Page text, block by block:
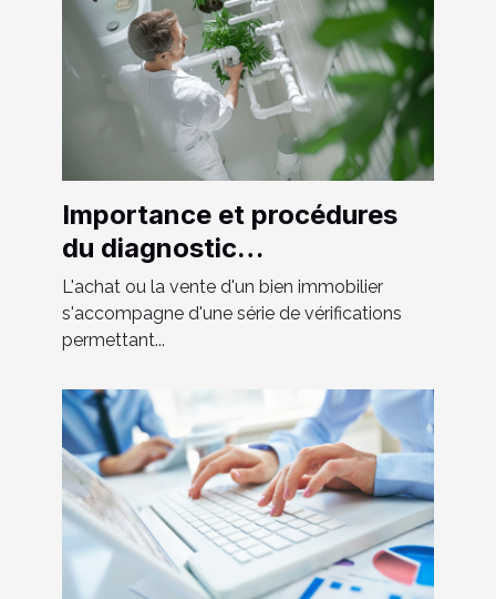
Importance et procédures
du diagnostic
assainissement lors de la
vente
L'achat ou la vente d'un bien immobilier
s'accompagne d'une série de vérifications
permettant...